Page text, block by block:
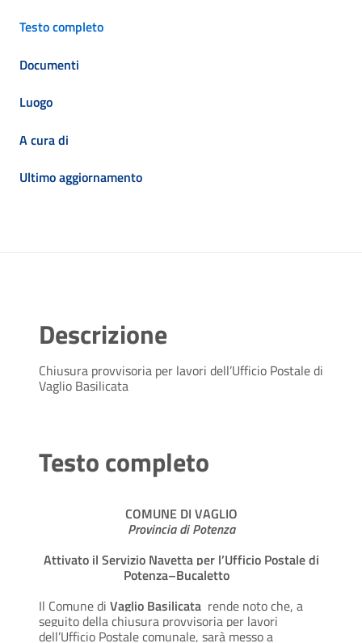
Testo completo
Documenti
Luogo
A cura di
Ultimo aggiornamento
Descrizione
Chiusura provvisoria per lavori dell’Ufficio Postale di
Vaglio Basilicata
Testo completo
COMUNE DI VAGLIO
Provincia di Potenza
Attivato il Servizio Navetta per l’Ufficio Postale di
Potenza–Bucaletto
Il Comune di Vaglio Basilicata rende noto che, a
seguito della chiusura provvisoria per lavori
dell’Ufficio Postale comunale, sarà messo a